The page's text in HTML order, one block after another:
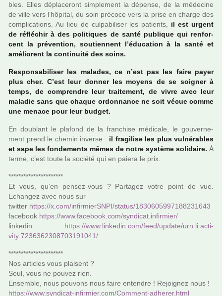
bles. Elles dépla­ce­ront sim­ple­ment la dépense, de la méde­cine
de ville vers l’hôpi­tal, du soin pré­coce vers la prise en charge des
com­pli­ca­tions. Au lieu de culpa­bi­li­ser les patients, il est urgent
de réflé­chir à des poli­ti­ques de santé publi­que qui ren­for­
cent la pré­ven­tion, sou­tien­nent l’éducation à la santé et
amé­lio­rent la conti­nuité des soins.
Responsabiliser les mala­des, ce n’est pas les faire payer
plus cher. C’est leur donner les moyens de se soi­gner à
temps, de com­pren­dre leur trai­te­ment, de vivre avec leur
mala­die sans que chaque ordon­nance ne soit vécue comme
une menace pour leur budget.
En dou­blant le pla­fond de la fran­chise médi­cale, le gou­ver­ne­
ment prend le chemin inverse : il fra­gi­lise les plus vul­né­ra­bles
et sape les fon­de­ments mêmes de notre sys­tème soli­daire. À
terme, c’est toute la société qui en paiera le prix.
**********************
Et vous, qu’en pensez-vous ? Partagez votre point de vue.
Echangez avec nous sur
twit­ter https://x.com/infir­mierSNPI/status/1830605997188231643
face­book https://www.face­book.com/syn­di­cat.infir­mier/
lin­ke­din https://www.lin­ke­din.com/feed/update/urn:li:acti­
vity:7236362308703191041/
**********************
Nos arti­cles vous plai­sent ?
Seul, vous ne pouvez rien.
Ensemble, nous pou­­vons nous faire enten­­dre ! Rejoignez nous !
https://www.syn­di­cat-infir­mier.com/Comment-adhe­rer.html